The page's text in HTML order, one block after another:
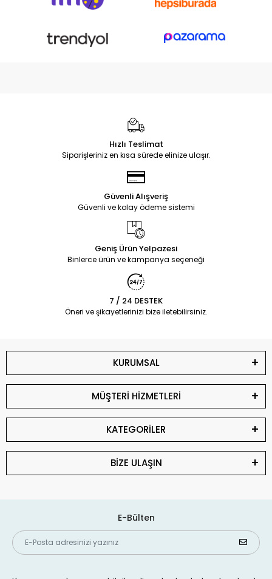
Hızlı Teslimat
Siparişleriniz en kısa sürede elinize ulaşır.
Güvenli Alışveriş
Güvenli ve kolay ödeme sistemi
Geniş Ürün Yelpazesi
Binlerce ürün ve kampanya seçeneği
7 / 24 DESTEK
Öneri ve şikayetlerinizi bize iletebilirsiniz.
KURUMSAL
MÜŞTERİ HİZMETLERİ
KATEGORİLER
BİZE ULAŞIN
E-Bülten